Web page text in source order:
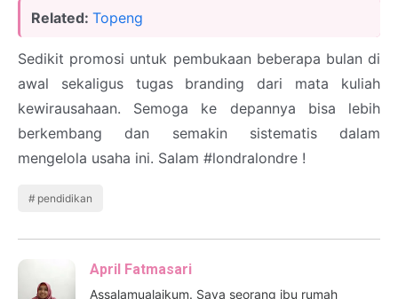
Related: Topeng
Sedikit promosi untuk pembukaan beberapa bulan di
awal sekaligus tugas branding dari mata kuliah
kewirausahaan. Semoga ke depannya bisa lebih
berkembang dan semakin sistematis dalam
mengelola usaha ini. Salam #londralondre !
pendidikan
April Fatmasari
Assalamualaikum. Saya seorang ibu rumah